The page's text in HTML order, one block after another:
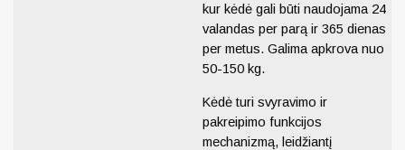
kur kėdė gali būti naudojama 24
valandas per parą ir 365 dienas
per metus. Galima apkrova nuo
50-150 kg.
Kėdė turi svyravimo ir
pakreipimo funkcijos
mechanizmą, leidžiantį